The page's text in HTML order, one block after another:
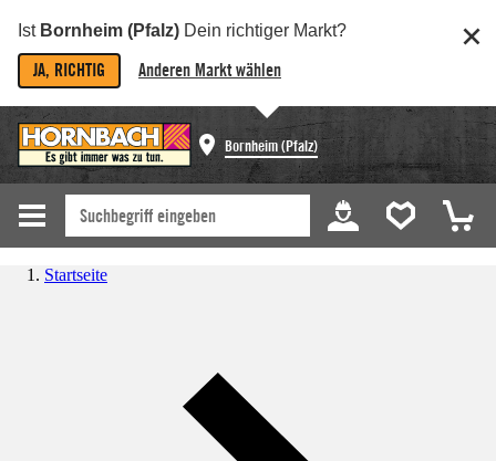
Ist Bornheim (Pfalz) Dein richtiger Markt?
JA, RICHTIG Anderen Markt wählen
Bornheim (Pfalz)
Startseite